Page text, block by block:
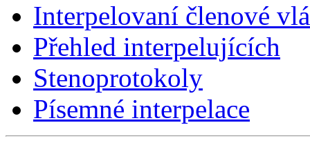
Interpelovaní členové
Přehled interpelujících
Stenoprotokoly
Písemné interpelace